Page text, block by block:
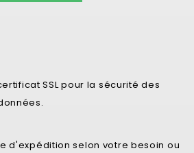
SSL pour la sécurité des
d'expédition selon votre besoin ou